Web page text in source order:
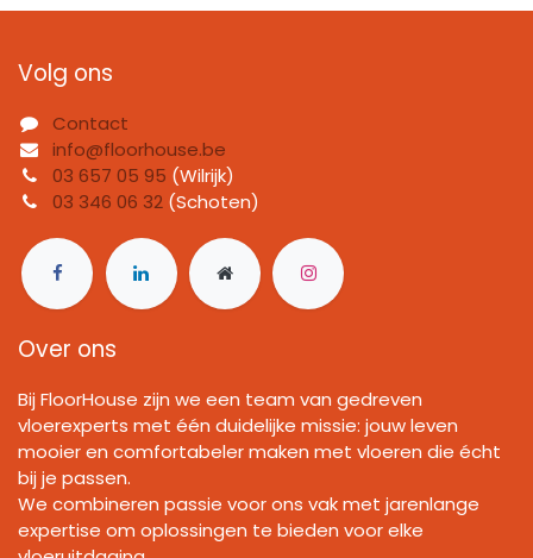
Volg ons
Contact
info@floorhouse.be
03 657 05 95 (Wilrijk)
03 346 06 32 (Schoten)
Over ons
Bij FloorHouse zijn we een team van gedreven
vloerexperts met één duidelijke missie: jouw leven
mooier en comfortabeler maken met vloeren die écht
bij je passen.
We combineren passie voor ons vak met jarenlange
expertise om oplossingen te bieden voor elke